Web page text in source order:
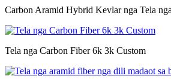
Carbon Aramid Hybrid Kevlar nga Tela
Tela nga Carbon Fiber 6k 3k Custom